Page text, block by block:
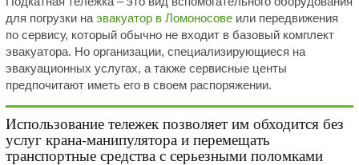
для погрузки на эвакуатор в Ломоносовеили передвижения
по сервису, который обычно не входит в базовый комплект
эвакуатора. Но организации, специализирующиеся на
эвакуационных услугах, а также сервисные центы
предпочитают иметь его в своем распоряжении.
Использование тележек позволяет им обходится без
услуг крана-манипулятора и перемещать
транспортные средства с серьезными поломками